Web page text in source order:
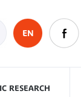
EN
RESEARCH